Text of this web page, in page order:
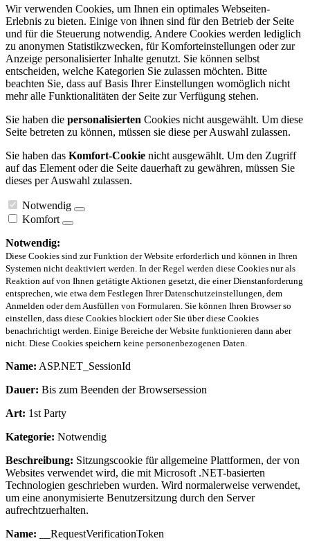
Wir verwenden Cookies, um Ihnen ein optimales Webseiten-
Erlebnis zu bieten. Einige von ihnen sind für den Betrieb der Seite
und für die Steuerung notwendig. Andere Cookies werden lediglich
zu anonymen Statistikzwecken, für Komforteinstellungen oder zur
Anzeige personalisierter Inhalte genutzt. Sie können selbst
entscheiden, welche Kategorien Sie zulassen möchten. Bitte
beachten Sie, dass auf Basis Ihrer Einstellungen womöglich nicht
mehr alle Funktionalitäten der Seite zur Verfügung stehen.
Sie haben die personalisierten Cookies nicht ausgewählt. Um diese
Seite betreten zu können, müssen sie diese per Auswahl zulassen.
Sie haben das Komfort-Cookie nicht ausgewählt. Um den Zugriff
auf das Element oder die Seite dauerhaft zu gewähren, müssen Sie
dieses per Auswahl zulassen.
Notwendig
Komfort
Notwendig:
Diese Cookies sind zur Funktion der Website erforderlich und können in Ihren
Systemen nicht deaktiviert werden. In der Regel werden diese Cookies nur als
Reaktion auf von Ihnen getätigte Aktionen gesetzt, die einer Dienstanforderung
entsprechen, wie etwa dem Festlegen Ihrer Datenschutzeinstellungen, dem
Anmelden oder dem Ausfüllen von Formularen. Sie können Ihren Browser so
einstellen, dass diese Cookies blockiert oder Sie über diese Cookies
benachrichtigt werden. Einige Bereiche der Website funktionieren dann aber
nicht. Diese Cookies speichern keine personenbezogenen Daten.
Name: ASP.NET_SessionId
Dauer: Bis zum Beenden der Browsersession
Art: 1st Party
Kategorie: Notwendig
Beschreibung: Sitzungscookie für allgemeine Plattformen, der von
Websites verwendet wird, die mit Microsoft .NET-basierten
Technologien geschrieben wurden. Wird normalerweise verwendet,
um eine anonymisierte Benutzersitzung durch den Server
aufrechtzuerhalten.
Name: __RequestVerificationToken